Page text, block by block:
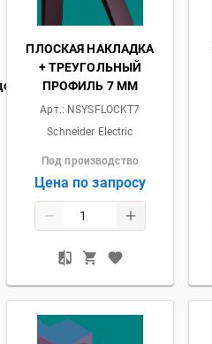
ПЛОСКАЯ НАКЛАДКА
+ ТРЕУГОЛЬНЫЙ
ПРОФИЛЬ 7 ММ
Арт.: NSYSFLOCKT7
Schneider Electric
Под производство
Цена по запросу